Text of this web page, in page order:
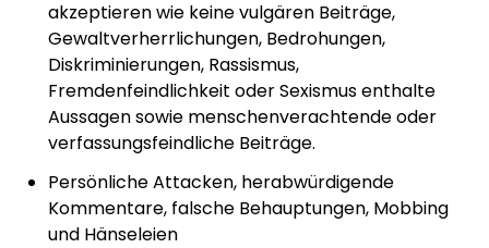
akzeptieren wie keine vulgären Beiträge,
Gewaltverherrlichungen, Bedrohungen,
Diskriminierungen, Rassismus,
Fremdenfeindlichkeit oder Sexismus enthalte
Aussagen sowie menschenverachtende oder
verfassungsfeindliche Beiträge.
Persönliche Attacken, herabwürdigende
Kommentare, falsche Behauptungen, Mobbing
und Hänseleien